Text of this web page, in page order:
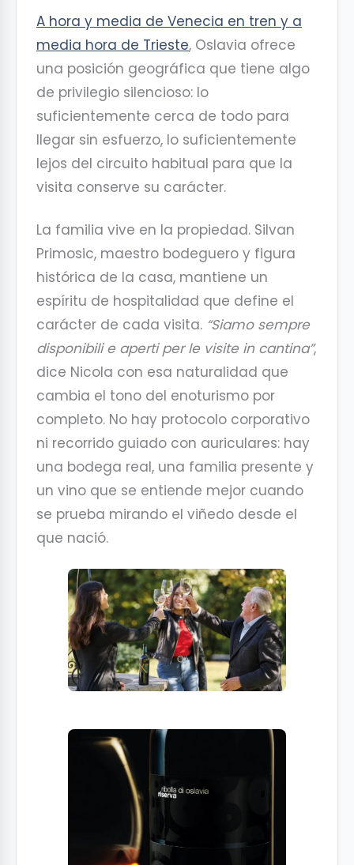
A hora y media de Venecia en tren y a
media hora de Trieste, Oslavia ofrece
una posición geográfica que tiene algo
de privilegio silencioso: lo
suficientemente cerca de todo para
llegar sin esfuerzo, lo suficientemente
lejos del circuito habitual para que la
visita conserve su carácter.
La familia vive en la propiedad. Silvan
Primosic, maestro bodeguero y figura
histórica de la casa, mantiene un
espíritu de hospitalidad que define el
carácter de cada visita. “Siamo sempre
disponibili e aperti per le visite in cantina”,
dice Nicola con esa naturalidad que
cambia el tono del enoturismo por
completo. No hay protocolo corporativo
ni recorrido guiado con auriculares: hay
una bodega real, una familia presente y
un vino que se entiende mejor cuando
se prueba mirando el viñedo desde el
que nació.